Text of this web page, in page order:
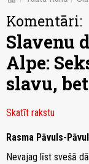
Komentāri:
Slavenu
Alpe:
slavu,
Skatīt rakstu
Rasma Pāvuls-
Nevajag līst svešā